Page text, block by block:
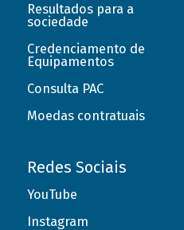
Resultados para a
sociedade
Credenciamento de
Equipamentos
Consulta PAC
Moedas contratuais
Redes Sociais
YouTube
Instagram